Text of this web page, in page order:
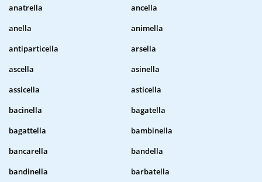
anatrella
ancella
anella
animella
antiparticella
arsella
ascella
asinella
assicella
asticella
bacinella
bagatella
bagattella
bambinella
bancarella
bandella
bandinella
barbatella